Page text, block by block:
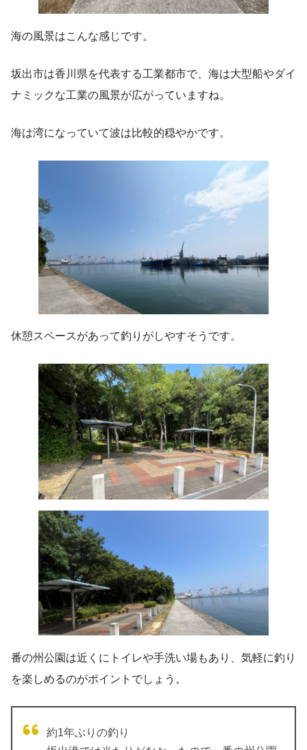
海の風景はこんな感じです。
坂出市は香川県を代表する工業都市で、海は大型船やダイ
ナミックな工業の風景が広がっていますね。
海は湾になっていて波は比較的穏やかです。
休憩スペースがあって釣りがしやすそうです。
番の州公園は近くにトイレや手洗い場もあり、気軽に釣り
を楽しめるのがポイントでしょう。
約1年ぶりの釣り